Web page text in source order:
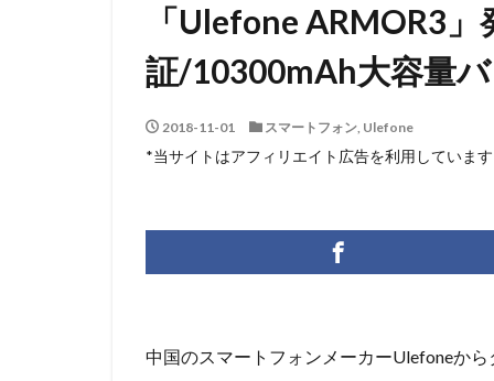
「Ulefone ARMOR3
証/10300mAh大容量
2018-11-01 スマートフォン, Ulefone
*当サイトはアフィリエイト広告を利用していま
中国のスマートフォンメーカーUlefoneか